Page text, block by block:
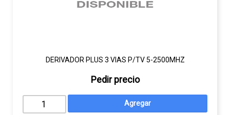
DERIVADOR PLUS 3 VIAS P/TV 5-2500MHZ
Pedir precio